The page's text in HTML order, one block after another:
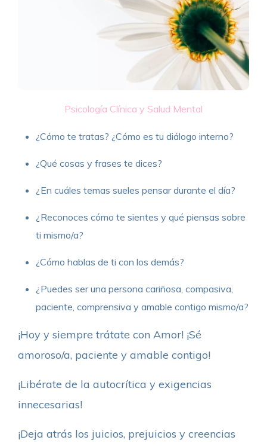
Psicología Clínica y Salud Mental
¿Cómo te tratas? ¿Cómo es tu diálogo interno?
¿Qué cosas y frases te dices?
¿En cuáles temas sueles pensar durante el día?
¿Reconoces cómo te sientes y qué piensas sobre
ti mismo/a?
¿Cómo hablas de ti con los demás?
¿Puedes ser una persona cariñosa, compasiva,
paciente, comprensiva y amable contigo mismo/a?
¡Hoy y siempre trátate con Amor! ¡Sé
amoroso/a, paciente y amable contigo!
¡Libérate de la autocrítica y exigencias
innecesarias!
¡Deja atrás los juicios, prejuicios y creencias